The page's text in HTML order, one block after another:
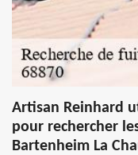
Artisan Reinhard
pour rechercher
Bartenheim La